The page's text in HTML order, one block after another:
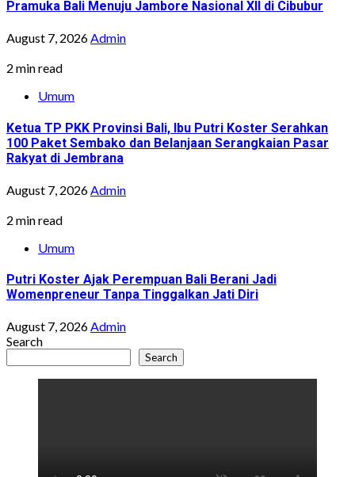
Pramuka Bali Menuju Jambore Nasional XII di Cibubur
August 7, 2026Admin
2 min read
Umum
Ketua TP PKK Provinsi Bali, Ibu Putri Koster Serahkan
100 Paket Sembako dan Belanjaan Serangkaian Pasar
Rakyat di Jembrana
August 7, 2026Admin
2 min read
Umum
Putri Koster Ajak Perempuan Bali Berani Jadi
Womenpreneur Tanpa Tinggalkan Jati Diri
August 7, 2026Admin
Search
Search